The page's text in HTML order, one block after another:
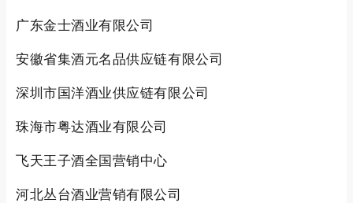
广东金士酒业有限公司
安徽省集酒元名品供应链有限公司
深圳市国洋酒业供应链有限公司
珠海市粤达酒业有限公司
飞天王子酒全国营销中心
河北丛台酒业营销有限公司